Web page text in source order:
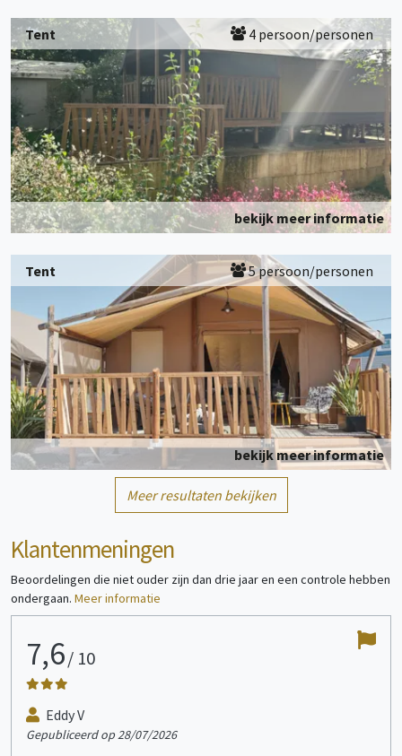
Tent 4 persoon/personen
bekijk meer informatie
Tent 5 persoon/personen
bekijk meer informatie
4 persoon/personen
Stacaravan
Meer resultaten bekijken
Klantenmeningen
Beoordelingen die niet ouder zijn dan drie jaar en een controle hebben
ondergaan. Meer informatie
7,6/ 10
Eddy V
Gepubliceerd op 28/07/2026